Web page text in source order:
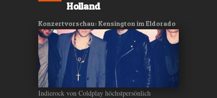
Holland
Konzertvorschau: Kensington im Eldorado
Indierock von Coldplay höchstpersönlich